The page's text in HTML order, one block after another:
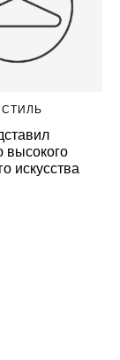
СТИЛЬ
высокого
искусства